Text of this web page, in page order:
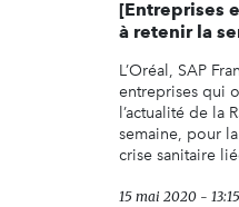
[Entreprises
à retenir la
L’Oréal, SAP
entreprises qui
l’actualité de la
semaine, pour
crise sanitaire
15 mai 2020 - 13:15